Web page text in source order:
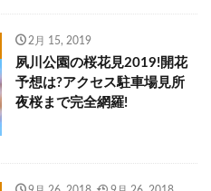
2月 15, 2019
夙川公園の桜花見2019!開花
予想は?アクセス駐車場見所
夜桜まで完全網羅!